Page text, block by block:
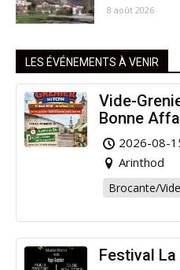
8 août 2026
LES ÉVÉNEMENTS À VENIR
Vide-
Bonne
Arinthod !
2026-08-
Arinthod
Brocante/
Festival